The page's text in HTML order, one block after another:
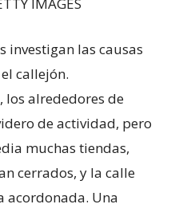
investigan las causas
callejón.
los alrededores de
de actividad, pero
muchas tiendas,
cerrados, y la calle
acordonada. Una